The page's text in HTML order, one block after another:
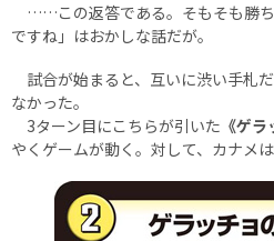
……この返答である。そもそも勝ち
ですね」はおかしな話だが。
試合が始まると、互いに渋い手札
なかった。
3ターン目にこちらが引いた 《ゲ
やくゲームが動く。対して、カナメ